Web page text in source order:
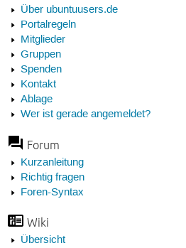
Über ubuntuusers.de
Portalregeln
Mitglieder
Gruppen
Spenden
Kontakt
Ablage
Wer ist gerade angemeldet?
Forum
Kurzanleitung
Richtig fragen
Foren-Syntax
Wiki
Übersicht